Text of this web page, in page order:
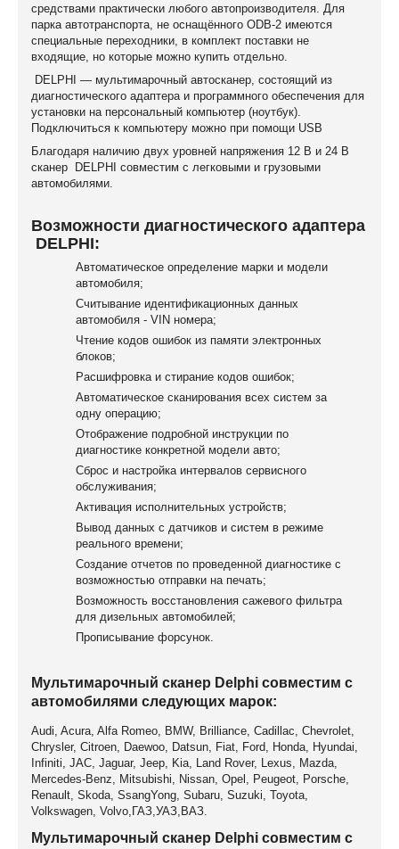
средствами практически любого автопроизводителя. Для
парка автотранспорта, не оснащённого ODB-2 имеются
специальные переходники, в комплект поставки не
входящие, но которые можно купить отдельно.
DELPHI — мультимарочный автосканер, состоящий из
диагностического адаптера и программного обеспечения для
установки на персональный компьютер (ноутбук).
Подключиться к компьютеру можно при помощи USB
Благодаря наличию двух уровней напряжения 12 В и 24 В
сканер DELPHI совместим с легковыми и грузовыми
автомобилями.
Возможности диагностического адаптера
DELPHI:
Автоматическое определение марки и модели
автомобиля;
Считывание идентификационных данных
автомобиля - VIN номера;
Чтение кодов ошибок из памяти электронных
блоков;
Расшифровка и стирание кодов ошибок;
Автоматическое сканирования всех систем за
одну операцию;
Отображение подробной инструкции по
диагностике конкретной модели авто;
Сброс и настройка интервалов сервисного
обслуживания;
Активация исполнительных устройств;
Вывод данных с датчиков и систем в режиме
реального времени;
Создание отчетов по проведенной диагностике с
возможностью отправки на печать;
Возможность восстановления сажевого фильтра
для дизельных автомобилей;
Прописывание форсунок.
Мультимарочный сканер Delphi совместим с
автомобилями следующих марок:
Audi, Acura, Alfa Romeo, BMW, Brilliance, Cadillac, Chevrolet,
Chrysler, Citroen, Daewoo, Datsun, Fiat, Ford, Honda, Hyundai,
Infiniti, JAC, Jaguar, Jeep, Kia, Land Rover, Lexus, Mazda,
Mercedes-Benz, Mitsubishi, Nissan, Opel, Peugeot, Porsche,
Renault, Skoda, SsangYong, Subaru, Suzuki, Toyota,
Volkswagen, Volvo,ГАЗ,УАЗ,ВАЗ.
Мультимарочный сканер Delphi совместим с